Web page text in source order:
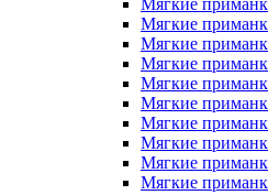
Мягкие
Мягкие
Мягкие
Мягкие
Мягкие
Мягкие
Мягкие
Мягкие
Мягкие
Мягкие